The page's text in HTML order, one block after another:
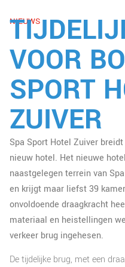
NIEUWS
VOOR
SPORT
ZUIVER
Spa Sport Hotel Zuiver
nieuw hotel. Het nieuwe
naastgelegen terrein van
en krijgt maar liefst 39
onvoldoende draagkracht
materiaal en heistellingen
verkeer brug ingehesen.
De tijdelijke brug, met een